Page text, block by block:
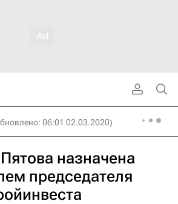
06:01 02.03.2020)
назначена
председателя